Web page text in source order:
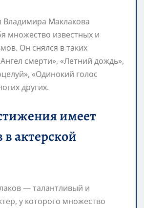
Маклакова
множество известных и
Он снялся в таких
смерти», «Летний дождь»,
«Одинокий голос
других.
имеет
актерской
— талантливый и
у которого множество